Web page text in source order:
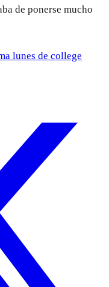
de ponerse mucho
lunes de college